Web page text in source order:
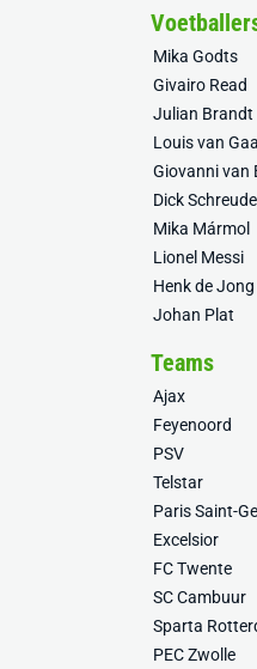
Mika Godts
Givairo Read
Julian Brandt
Louis van Gaal
Giovanni van
Dick
Mika Mármol
Lionel Messi
Henk de Jong
Johan Plat
Teams
Ajax
Feyenoord
PSV
Telstar
Paris Saint-
Excelsior
FC Twente
SC Cambuur
Sparta
PEC Zwolle